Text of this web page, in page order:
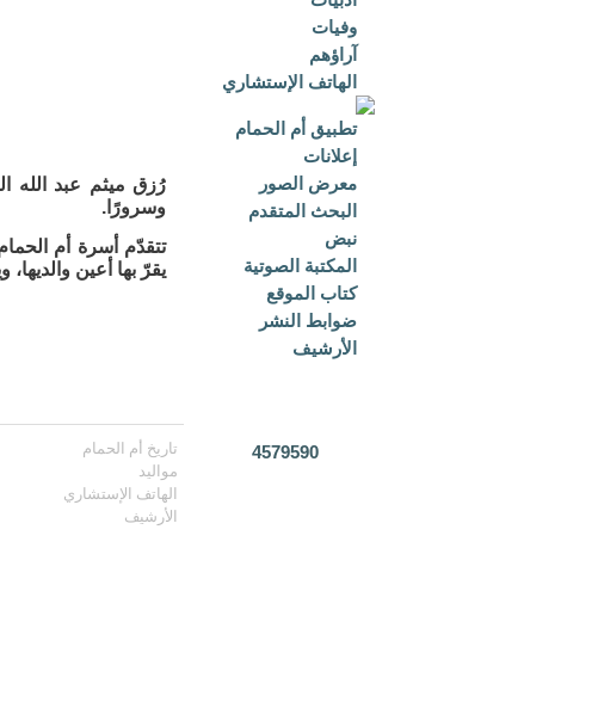
وفيات
آراؤهم
الهاتف الإستشاري
تطبيق أم الحمام
إعلانات
معرض الصور
البحث المتقدم
نبض
المكتبة الصوتية
كتاب الموقع
ضوابط النشر
الأرشيف
رُزق ميثم عبد الله
وسرورًا.
تتقدّم أسرة أم
يقرّ بها أعين
4579590 تاريخ أم الحمام
مواليد
الهاتف الإستشاري
الأرشيف